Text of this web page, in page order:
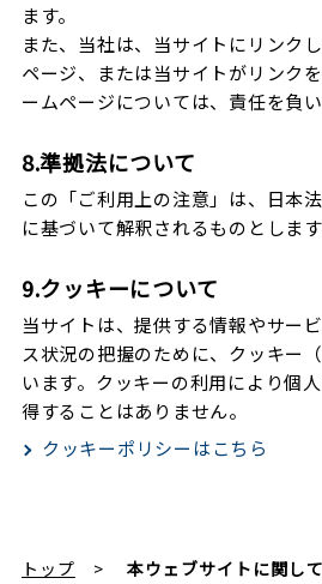
ます。
また、当社は、当サイトにリンク
ページ、または当サイトがリンク
ームページについては、責任を負い
8.準拠法について
この「ご利用上の注意」は、日本
に基づいて解釈されるものとします
9.クッキーについて
当サイトは、提供する情報やサー
ス状況の把握のために、クッキー
います。クッキーの利用により個
得することはありません。
クッキーポリシーはこちら
トップ 本ウェブサイトに関して